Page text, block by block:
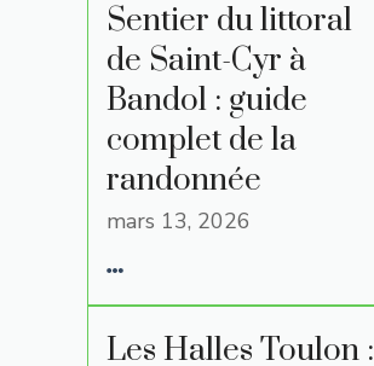
Sentier du littoral
de Saint-Cyr à
Bandol : guide
complet de la
randonnée
mars 13, 2026
Les Halles Toulon :